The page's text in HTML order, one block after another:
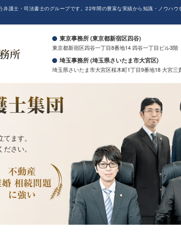
護士・司法書士のグループです。22年間の豊富な実績から知識・ノウハ
東京事務所 (東京都新宿区四谷)
東京都新宿区四谷一丁目8番地14 四谷一丁目ビル3階
埼玉事務所 (埼玉県さいたま市大宮区)
埼玉県さいたま市大宮区桜木町1丁目9番地18 大宮三
ます。
さい。